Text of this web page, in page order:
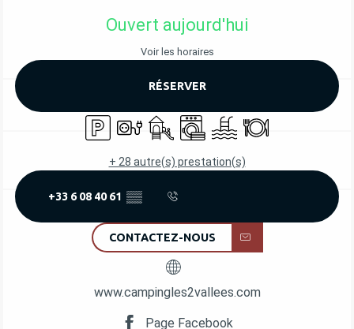
OUVERTURE ET COORDONNÉES
Ouvert aujourd'hui
Voir les horaires
RÉSERVER
ParkingBranchements électriques
Jeux pour enfants / Espace jeux
Lave lingePiscineRestaurant
+ 28 autre(s) prestation(s)
+33 6 08 40 61 ▒▒
CONTACTEZ-NOUS
www.campingles2vallees.com
Page Facebook